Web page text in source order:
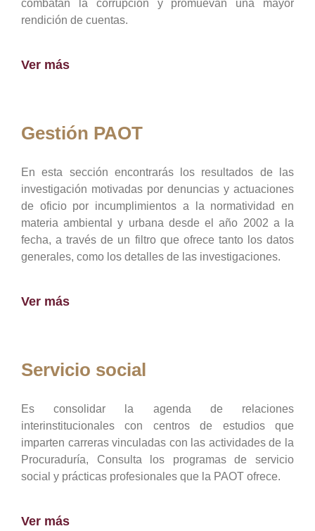
combatan la corrupción y promuevan una mayor
rendición de cuentas.
Ver más
Gestión PAOT
En esta sección encontrarás los resultados de las
investigación motivadas por denuncias y actuaciones
de oficio por incumplimientos a la normatividad en
materia ambiental y urbana desde el año 2002 a la
fecha, a través de un filtro que ofrece tanto los datos
generales, como los detalles de las investigaciones.
Ver más
Servicio social
Es consolidar la agenda de relaciones
interinstitucionales con centros de estudios que
imparten carreras vinculadas con las actividades de la
Procuraduría, Consulta los programas de servicio
social y prácticas profesionales que la PAOT ofrece.
Ver más